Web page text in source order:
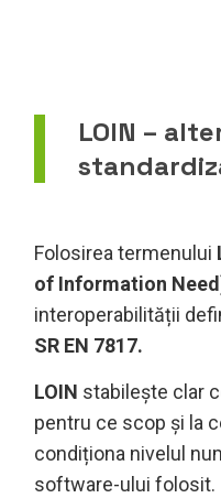
LOIN –
Folosirea termenului
of Information
interoperabilității
SR EN 7817.
LOIN stabilește clar
pentru ce scop și la
condiționa nivelul
software-ului folosit.